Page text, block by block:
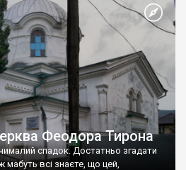
Феодора Тирона
спадок. Достатньо згадати
мабуть всі знаєте, що цей,